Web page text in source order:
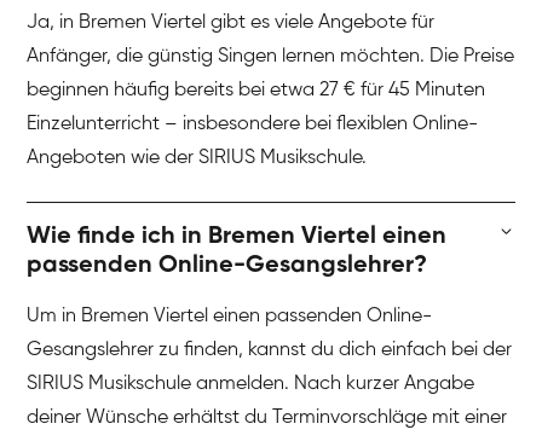
Ja, in Bremen Viertel gibt es viele Angebote für
Anfänger, die günstig Singen lernen möchten. Die Preise
beginnen häufig bereits bei etwa 27 € für 45 Minuten
Einzelunterricht – insbesondere bei flexiblen Online-
Angeboten wie der SIRIUS Musikschule.
Wie finde ich in Bremen Viertel einen
passenden Online-Gesangslehrer?
Um in Bremen Viertel einen passenden Online-
Gesangslehrer zu finden, kannst du dich einfach bei der
SIRIUS Musikschule anmelden. Nach kurzer Angabe
deiner Wünsche erhältst du Terminvorschläge mit einer